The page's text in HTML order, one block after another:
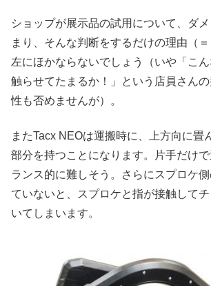
ショップが展示品の試用について、ダ
まり、そんな判断をするだけの理由（
左にほかならないでしょう（いや「こ
触らせてたまるか！」という店員さん
性も否めませんが）。
またTacx NEOは運搬時に、上方向に畳
部分を持つことになります。片手だけ
ランス的に難しそう。さらにスプロケ
ていないと、スプロケと指が接触して
いてしまいます。